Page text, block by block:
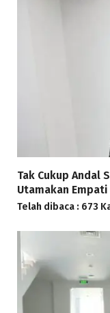
Tak Cukup Andal
Utamakan
Telah dibaca : 673